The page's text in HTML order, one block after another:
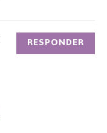
RESPONDER